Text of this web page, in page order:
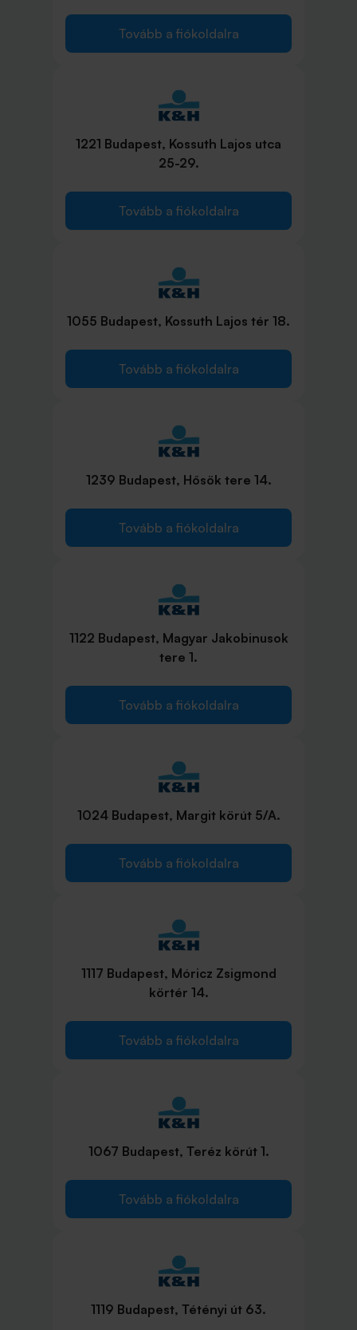
Tovább a fiókoldalra
1221 Budapest, Kossuth Lajos utca
25-29.
Tovább a fiókoldalra
1055 Budapest, Kossuth Lajos tér 18.
Tovább a fiókoldalra
1239 Budapest, Hősök tere 14.
Tovább a fiókoldalra
1122 Budapest, Magyar Jakobinusok
tere 1.
Tovább a fiókoldalra
1024 Budapest, Margit körút 5/A.
Tovább a fiókoldalra
1117 Budapest, Móricz Zsigmond
körtér 14.
Tovább a fiókoldalra
1067 Budapest, Teréz körút 1.
Tovább a fiókoldalra
1119 Budapest, Tétényi út 63.